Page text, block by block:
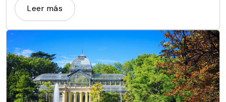
sus puertas al público el resto del año.
Leer más